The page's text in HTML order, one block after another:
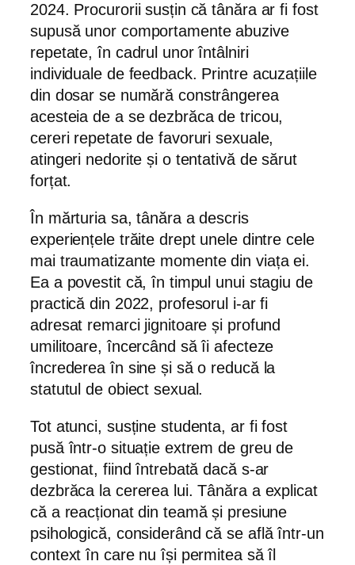
2024. Procurorii susțin că tânăra ar fi fost
supusă unor comportamente abuzive
repetate, în cadrul unor întâlniri
individuale de feedback. Printre acuzațiile
din dosar se numără constrângerea
acesteia de a se dezbrăca de tricou,
cereri repetate de favoruri sexuale,
atingeri nedorite și o tentativă de sărut
forțat.
În mărturia sa, tânăra a descris
experiențele trăite drept unele dintre cele
mai traumatizante momente din viața ei.
Ea a povestit că, în timpul unui stagiu de
practică din 2022, profesorul i-ar fi
adresat remarci jignitoare și profund
umilitoare, încercând să îi afecteze
încrederea în sine și să o reducă la
statutul de obiect sexual.
Tot atunci, susține studenta, ar fi fost
pusă într-o situație extrem de greu de
gestionat, fiind întrebată dacă s-ar
dezbrăca la cererea lui. Tânăra a explicat
că a reacționat din teamă și presiune
psihologică, considerând că se află într-un
context în care nu își permitea să îl